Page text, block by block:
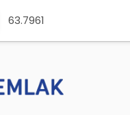
63.7961